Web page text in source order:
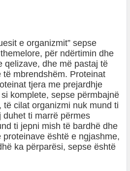
e organizmit” sepse
për ndërtimin dhe
qelizave, dhe më pastaj të
të mbrendshëm. Proteinat
tjera me prejardhje
komplete, sepse përmbajnë
të cilat organizmi nuk mund ti
duhet ti marrë përmes
ti jepni mish të bardhë dhe
është e ngjashme,
ka përparësi, sepse është